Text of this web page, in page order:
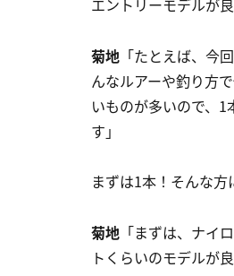
菊地 「たとえば、今
んなルアーや釣り方
いものが多いので、
す」
まずは1本！そんな
菊地 「まずは、ナイ
トくらいのモデルが